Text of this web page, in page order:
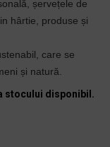
șervețele de
hârtie, produse și
care se
și natură.
stocului disponibil.